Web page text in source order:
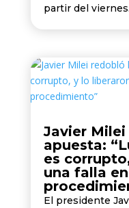
partir del
Javier
apuesta:
es
una falla
El presidente